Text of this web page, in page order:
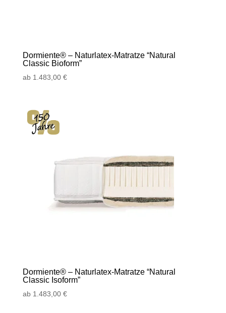
Dormiente® – Naturlatex-Matratze “Natural
Classic Bioform”
ab 1.483,00 €
Dormiente® – Naturlatex-Matratze “Natural
Classic Isoform”
ab 1.483,00 €